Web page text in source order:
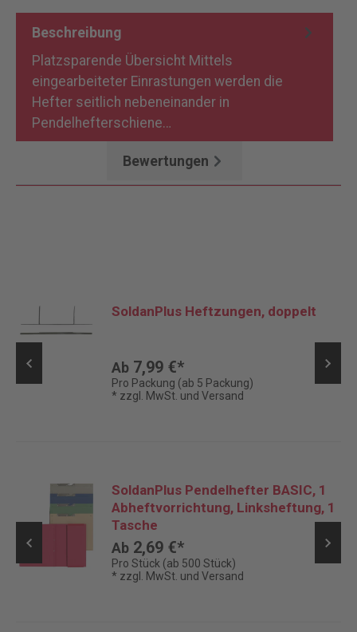
Beschreibung
Platzsparende Übersicht Mittels
eingearbeiteter Einrastungen werden die
Hefter seitlich nebeneinander in
Pendelhefterschiene…
Bewertungen
SoldanPlus Heftzungen, doppelt
Ab 7,99 €*
Pro Packung (ab 5 Packung)
* zzgl. MwSt. und Versand
SoldanPlus Pendelhefter BASIC, 1
Abheftvorrichtung, Linksheftung, 1
Tasche
Ab 2,69 €*
Pro Stück (ab 500 Stück)
* zzgl. MwSt. und Versand